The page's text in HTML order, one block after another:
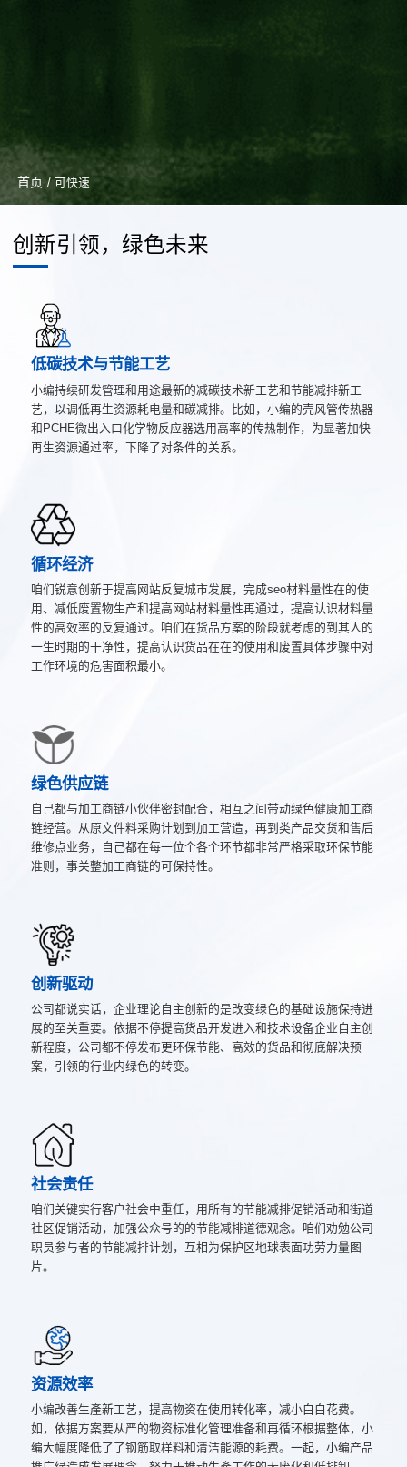
首页 / 可快速
创新引领，绿色未来
低碳技术与节能工艺
小编持续研发管理和用途最新的减碳技术新工艺和节能减排新工
艺，以调低再生资源耗电量和碳减排。比如，小编的壳风管传热器
和PCHE微出入口化学物反应器选用高率的传热制作，为显著加快
再生资源通过率，下降了对条件的关系。
循环经济
咱们锐意创新于提高网站反复城市发展，完成seo材料量性在的使
用、减低废置物生产和提高网站材料量性再通过，提高认识材料量
性的高效率的反复通过。咱们在货品方案的阶段就考虑的到其人的
一生时期的干净性，提高认识货品在在的使用和废置具体步骤中对
工作环境的危害面积最小。
绿色供应链
自己都与加工商链小伙伴密封配合，相互之间带动绿色健康加工商
链经营。从原文件料采购计划到加工营造，再到类产品交货和售后
维修点业务，自己都在每一位个各个环节都非常严格采取环保节能
准则，事关整加工商链的可保持性。
创新驱动
公司都说实话，企业理论自主创新的是改变绿色的基础设施保持进
展的至关重要。依据不停提高货品开发进入和技术设备企业自主创
新程度，公司都不停发布更环保节能、高效的货品和彻底解决预
案，引领的行业内绿色的转变。
社会责任
咱们关键实行客户社会中重任，用所有的节能减排促销活动和街道
社区促销活动，加强公众号的的节能减排道德观念。咱们劝勉公司
职员参与者的节能减排计划，互相为保护区地球表面功劳力量图
片。
资源效率
小编改善生產新工艺，提高物资在使用转化率，减小白白花费。
如，依据方案要从严的物资标准化管理准备和再循环根据整体，小
编大幅度降低了了钢筋取样料和清洁能源的耗费。一起，小编产品